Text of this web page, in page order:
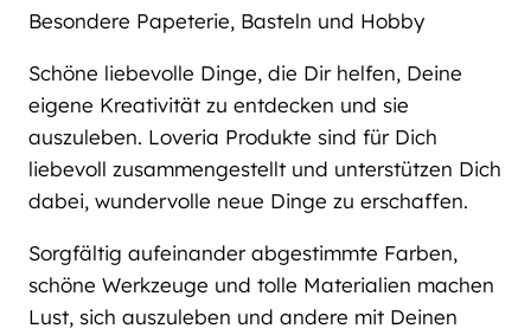
Besondere Papeterie, Basteln und Hobby
Schöne liebevolle Dinge, die Dir helfen, Deine
eigene Kreativität zu entdecken und sie
auszuleben. Loveria Produkte sind für Dich
liebevoll zusammengestellt und unterstützen Dich
dabei, wundervolle neue Dinge zu erschaffen.
Sorgfältig aufeinander abgestimmte Farben,
schöne Werkzeuge und tolle Materialien machen
Lust, sich auszuleben und andere mit Deinen